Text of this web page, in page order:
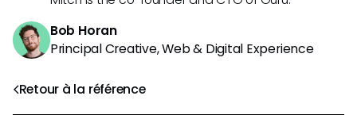
Retour à la référence
Bob Horan
Principal Creative, Web & Digital Experience